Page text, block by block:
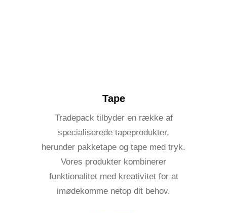
Tape
Tradepack tilbyder en række af
specialiserede tapeprodukter,
herunder pakketape og tape med tryk.
Vores produkter kombinerer
funktionalitet med kreativitet for at
imødekomme netop dit behov.